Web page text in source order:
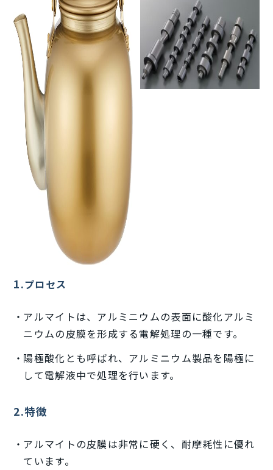
1.プロセス
アルマイトは、アルミニウムの表面に酸化アルミ
ニウムの皮膜を形成する電解処理の一種です。
陽極酸化とも呼ばれ、アルミニウム製品を陽極に
して電解液中で処理を行います。
2.特徴
アルマイトの皮膜は非常に硬く、耐摩耗性に優れ
ています。